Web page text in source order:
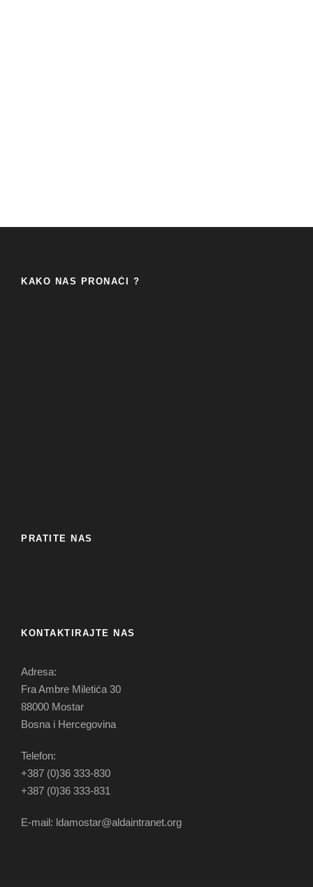
KAKO NAS PRONAĆI ?
PRATITE NAS
KONTAKTIRAJTE NAS
Adresa:
Fra Ambre Miletića 30
88000 Mostar
Bosna i Hercegovina
Telefon:
+387 (0)36 333-830
+387 (0)36 333-831
E-mail: ldamostar@aldaintranet.org